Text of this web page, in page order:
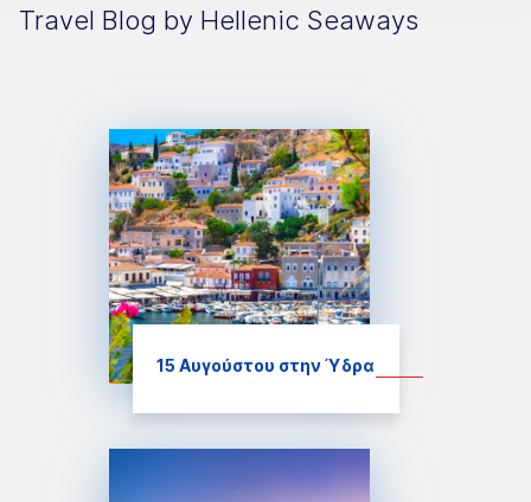
Travel Blog by Hellenic Seaways
15 Αυγούστου στην Ύδρα